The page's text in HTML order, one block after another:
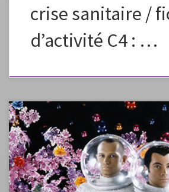
crise sanitaire /
d’activité C4 : …
Fiche à vous approprier en changeant la
fonction des capacités et des références de
dans le cadre de la continuité pédagogique
élèves que ce plan de travail est à effectuer en